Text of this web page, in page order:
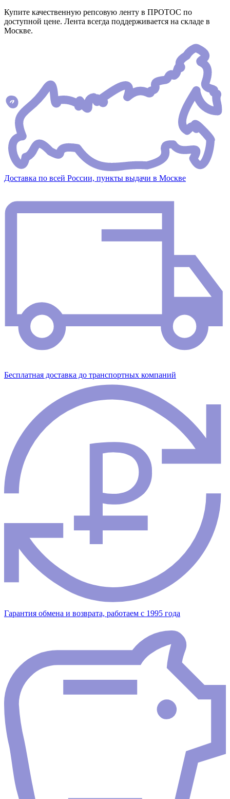
Купите качественную репсовую ленту в ПРОТОС по
доступной цене. Лента всегда поддерживается на складе в
Москве.
Доставка по всей России, пункты выдачи в Москве
Бесплатная доставка до транспортных компаний
Гарантия обмена и возврата, работаем с 1995 года